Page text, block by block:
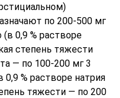
по 200-500 мг
0,9 % растворе
степень тяжести
— по 100-200 мг 3
% растворе натрия
тяжести — по 200